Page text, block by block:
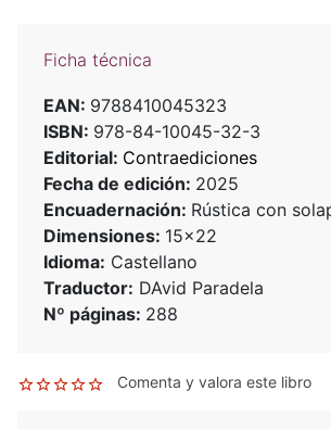
Ficha técnica
EAN: 9788410045323
ISBN: 978-84-10045-32-3
Editorial: Contraediciones
Fecha de edición: 2025
Encuadernación: Rústica con
Dimensiones: 15x22
Idioma: Castellano
Traductor: DAvid Paradela
Nº páginas: 288
Comenta y valora este libro